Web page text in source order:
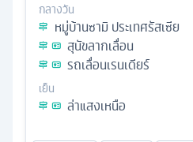
กลางวัน
หมู่บ้านซามิ ประเทศรัสเซีย
สุนัขลากเลื่อน
รถเลื่อนเรนเดียร์
เย็น
ล่าแสงเหนือ